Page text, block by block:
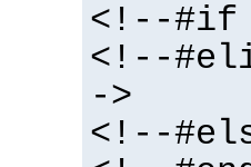
<!--#if
<!--
->
<!--